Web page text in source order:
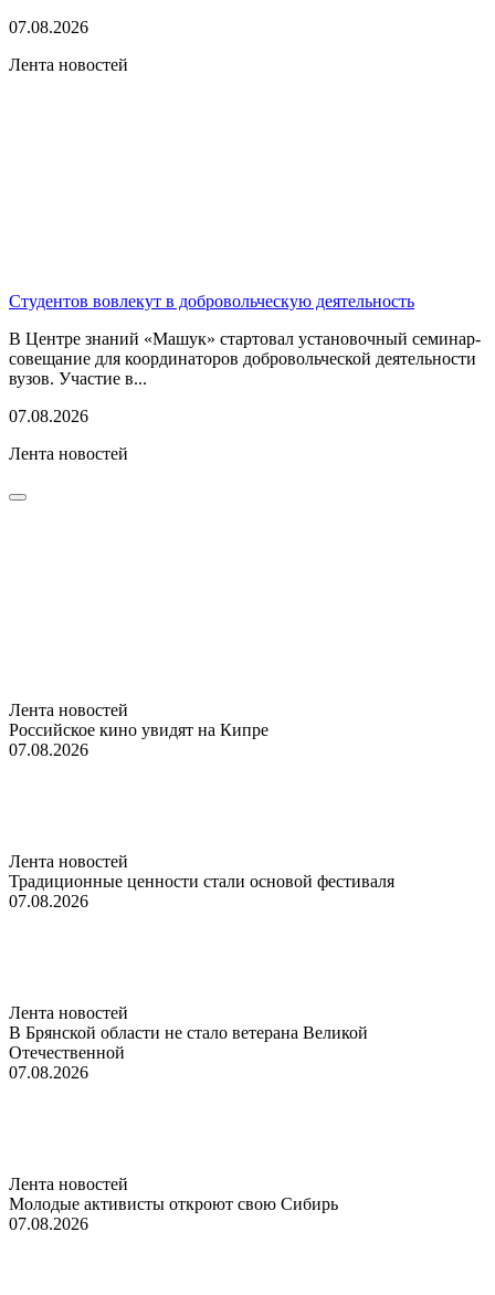
07.08.2026
Лента новостей
Студентов вовлекут в добровольческую деятельность
В Центре знаний «Машук» стартовал установочный семинар-
совещание для координаторов добровольческой деятельности
вузов. Участие в...
07.08.2026
Лента новостей
Лента новостей
Российское кино увидят на Кипре
07.08.2026
Лента новостей
Традиционные ценности стали основой фестиваля
07.08.2026
Лента новостей
В Брянской области не стало ветерана Великой
Отечественной
07.08.2026
Лента новостей
Молодые активисты откроют свою Сибирь
07.08.2026